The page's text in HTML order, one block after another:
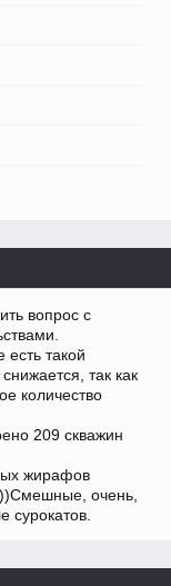
вопрос с
есть такой
так как
количество
209 скважин
жирафов
очень,
сурокатов.